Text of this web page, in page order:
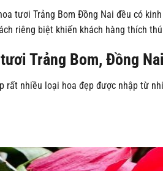
tươi Trảng Bom Đồng Nai đều có
riêng biệt khiến khách hàng thích
Trảng Bom, Đồng
rất nhiều loại hoa đẹp được nhập từ